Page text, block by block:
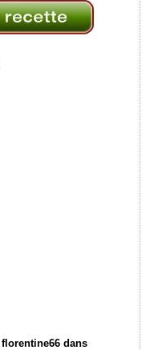
florentine66 dans